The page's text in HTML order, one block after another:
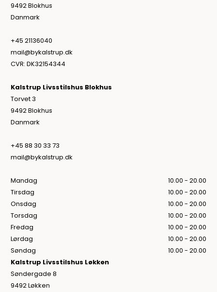
9492 Blokhus
Danmark
+45 21136040
mail@bykalstrup.dk
CVR: DK32154344
Kalstrup Livsstilshus Blokhus
Torvet 3
9492 Blokhus
Danmark
+45 88 30 33 73
mail@bykalstrup.dk
Mandag
10.00 - 20.00
Tirsdag
10.00 - 20.00
Onsdag
10.00 - 20.00
Torsdag
10.00 - 20.00
Fredag
10.00 - 20.00
Lørdag
10.00 - 20.00
Søndag
10.00 - 20.00
Kalstrup Livsstilshus Løkken
Søndergade 8
9492 Løkken